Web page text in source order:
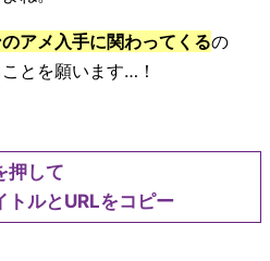
アメ入手に関わってくるの
とを願います…！
押して
トルとURLをコピー